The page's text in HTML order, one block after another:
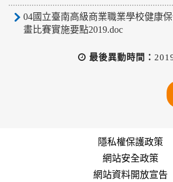
04國立臺南高級商業職業學校健康
畫比賽實施要點2019.doc
最後異動時間：
隱私權保護政策
網站安全政策
網站資料開放宣告